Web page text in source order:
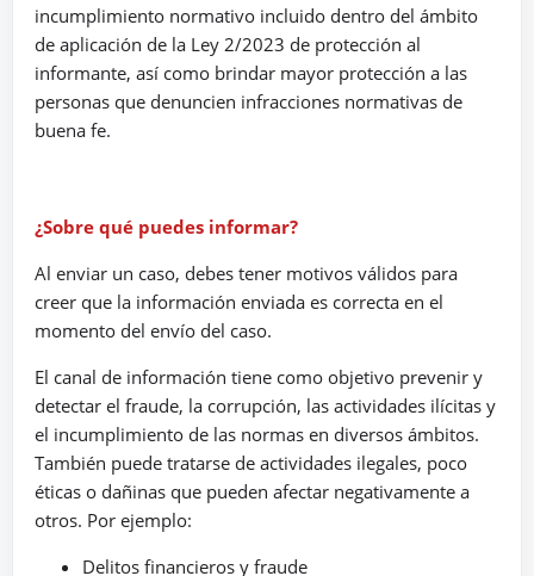
incumplimiento normativo incluido dentro del ámbito
de aplicación de la Ley 2/2023 de protección al
informante, así como brindar mayor protección a las
personas que denuncien infracciones normativas de
buena fe.
¿Sobre qué puedes informar?
Al enviar un caso, debes tener motivos válidos para
creer que la información enviada es correcta en el
momento del envío del caso.
El canal de información tiene como objetivo prevenir y
detectar el fraude, la corrupción, las actividades ilícitas y
el incumplimiento de las normas en diversos ámbitos.
También puede tratarse de actividades ilegales, poco
éticas o dañinas que pueden afectar negativamente a
otros. Por ejemplo:
Delitos financieros y fraude